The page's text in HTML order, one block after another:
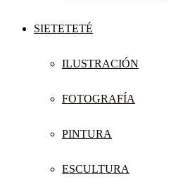
SIETETETÉ
ILUSTRACIÓN
FOTOGRAFÍA
PINTURA
ESCULTURA